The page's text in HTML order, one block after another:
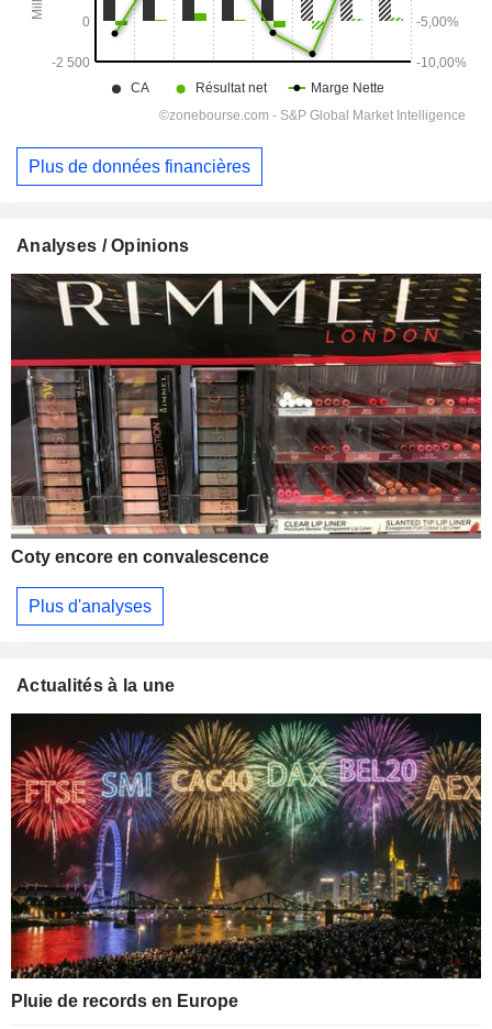
Plus de données financières
Analyses / Opinions
Coty encore en convalescence
Plus d'analyses
Actualités à la une
Pluie de records en Europe